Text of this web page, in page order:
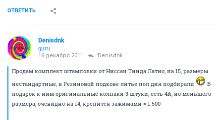
ОТВЕТИТЬ
Denisdnk
guru
16 декабря 2011 Denisdnk
Продам комплект штамповки от Ниссан Тиида Латио, на 15, размеры
нестандартные, в Резиновой подкове литье пол дня подбирали
В
подарок к ним оригинальные колпаки 3 штуки, есть 4й, но меньшего
размера, очевидно на 14, крепится зажимами = 1.500